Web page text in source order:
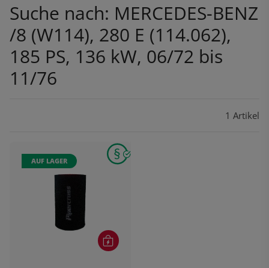
Suche nach: MERCEDES-BENZ
/8 (W114), 280 E (114.062),
185 PS, 136 kW, 06/72 bis
11/76
1 Artikel
AUF LAGER